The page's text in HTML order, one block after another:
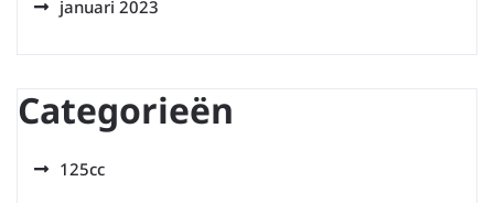
januari 2023
Categorieën
125cc